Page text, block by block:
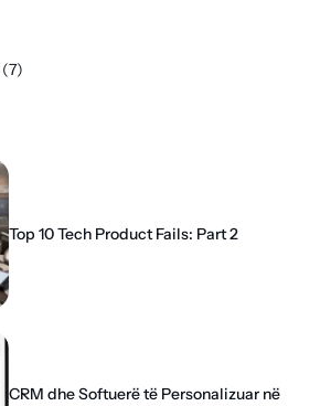
(7)
Top 10 Tech Product Fails: Part 2
CRM dhe Softuerë të Personalizuar në